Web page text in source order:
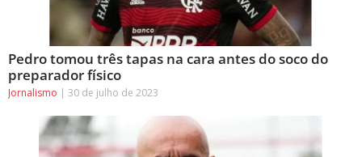
Pedro tomou três tapas na cara antes do soco do
preparador físico
Jornalismo 30 de julho de 2023